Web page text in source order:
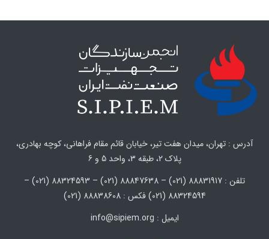
آدرس : تهران، میدان هفت تیر، خیابان قائم مقام فراهانی، کوچه بهادری،
پلاک 2، طبقه 3، واحد 5 و 6
تلفن : 88831917 (021) – 88847638 (021) – 88324593 (021) –
88324594 (021) فکس : 88838608 (021)
ایمیل : info@sipiem.org